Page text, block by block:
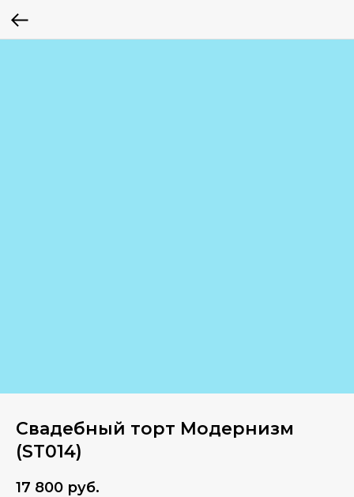
Свадебный торт Модернизм
(ST014)
17 800 руб.